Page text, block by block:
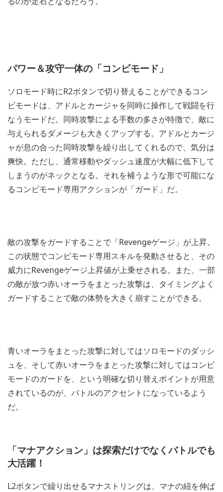
パワー＆攻守一体の「コンビモード」
ソロモード時にR2ボタンで切り替えることができるコン
ビモードは、アドルとカージャを同時に操作して戦闘を行
なうモードだ。同時攻撃による手数の多さが特徴で、敵に
与えられるダメージも大きくアップする。アドルとカージ
ャが息の合った同時攻撃を繰り出してくれるので、気分は
爽快。ただし、通常移動やダッシュ速度が大幅に低下して
しまうのがネックとなる。それを補うような形で可能にな
るコンビモード専用アクションが「ガード」だ。
敵の攻撃をガードすることで「Revengeゲージ」が上昇。
この状態でコンビモード専用スキルを発動させると、その
威力にRevengeゲージ上昇値が上乗せされる。また、一部
の敵が放つ赤いオーラをまとった攻撃は、タイミングよく
ガードすることで敵の体勢を大きく崩すことができる。
青いオーラをまとった攻撃に対してはソロモードのダッシ
ュを、そして赤いオーラをまとった攻撃に対してはコンビ
モードのガードを、という明確な切り替えポイントが用意
されているのが、バトルのアクセントになっているよう
だ。
「マナアクション」は探索だけでなくバトルでも
大活躍！
L2ボタンで繰り出せるマナストリングは、マナの紐を伸ば